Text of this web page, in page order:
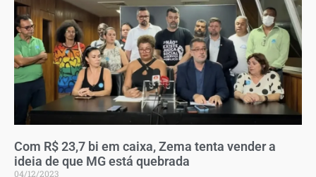
Com R$ 23,7 bi em caixa, Zema tenta vender a
ideia de que MG está quebrada
04/12/2023